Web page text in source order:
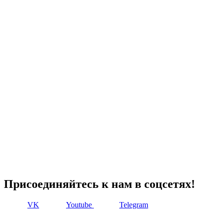
Присоединяйтесь к нам в соцсетях!
VK Youtube Telegram